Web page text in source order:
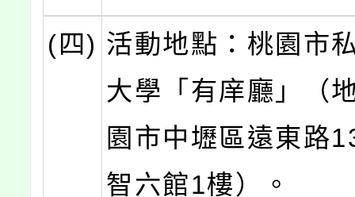
(四) 活動地點：桃園市
大學「有庠廳」（
園市中壢區遠東路
智六館1樓）。